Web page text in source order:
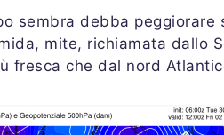
sembra debba
mite, richiamata dallo
fresca che dal nord